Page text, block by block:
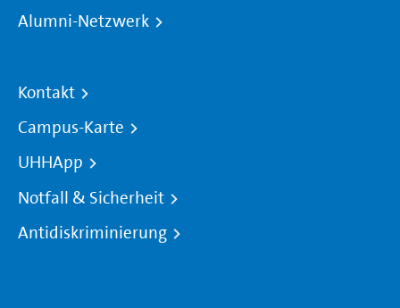
Alumni-Netzwerk
Kontakt
Campus-Karte
UHHApp
Notfall & Sicherheit
Antidiskriminierung